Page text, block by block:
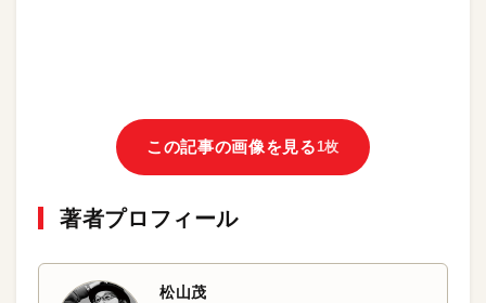
この記事の画像を見る1枚
著者プロフィール
松山茂